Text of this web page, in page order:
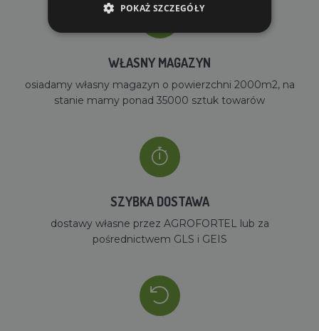
WŁASNY MAGAZYN
osiadamy własny magazyn o powierzchni 2000m2, na
stanie mamy ponad 35000 sztuk towarów
SZYBKA DOSTAWA
dostawy własne przez AGROFORTEL lub za
pośrednictwem GLS i GEIS
POKAŻ SZCZEGÓŁY